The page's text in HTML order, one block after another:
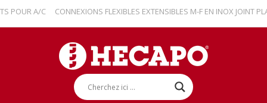
A/C CONNEXIONS FLEXIBLES EXTENSIBLES M-F EN INOX JOINT PLAT